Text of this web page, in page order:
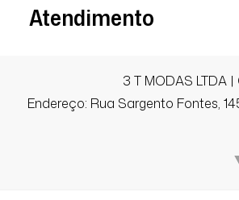
Atendimento
3 T MODAS LTDA
Endereço: Rua Sargento Fontes,